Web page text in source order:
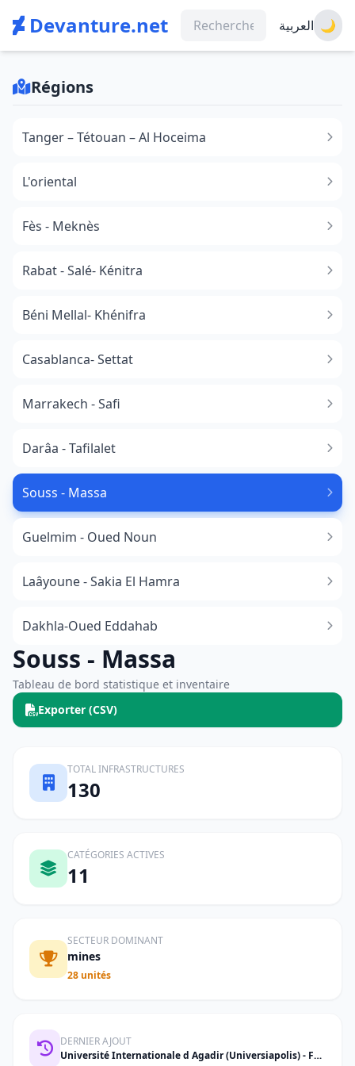
Devanture.net العربية 🌙
Régions
Tanger – Tétouan – Al Hoceima
L'oriental
Fès - Meknès
Rabat - Salé- Kénitra
Béni Mellal- Khénifra
Casablanca- Settat
Marrakech - Safi
Darâa - Tafilalet
Souss - Massa
​Guelmim - Oued Noun
Laâyoune - Sakia El Hamra
Dakhla-Oued Eddahab
Souss - Massa
Tableau de bord statistique et inventaire
Exporter (CSV)
TOTAL INFRASTRUCTURES
130
CATÉGORIES ACTIVES
11
SECTEUR DOMINANT
mines
28 unités
DERNIER AJOUT
Université Internationale d Agadir (Universiapolis) - Faculté de Santé